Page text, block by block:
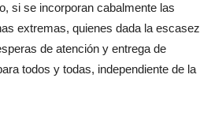
si se incorporan cabalmente las
extremas, quienes dada la escasez
de atención y entrega de
todos y todas, independiente de la